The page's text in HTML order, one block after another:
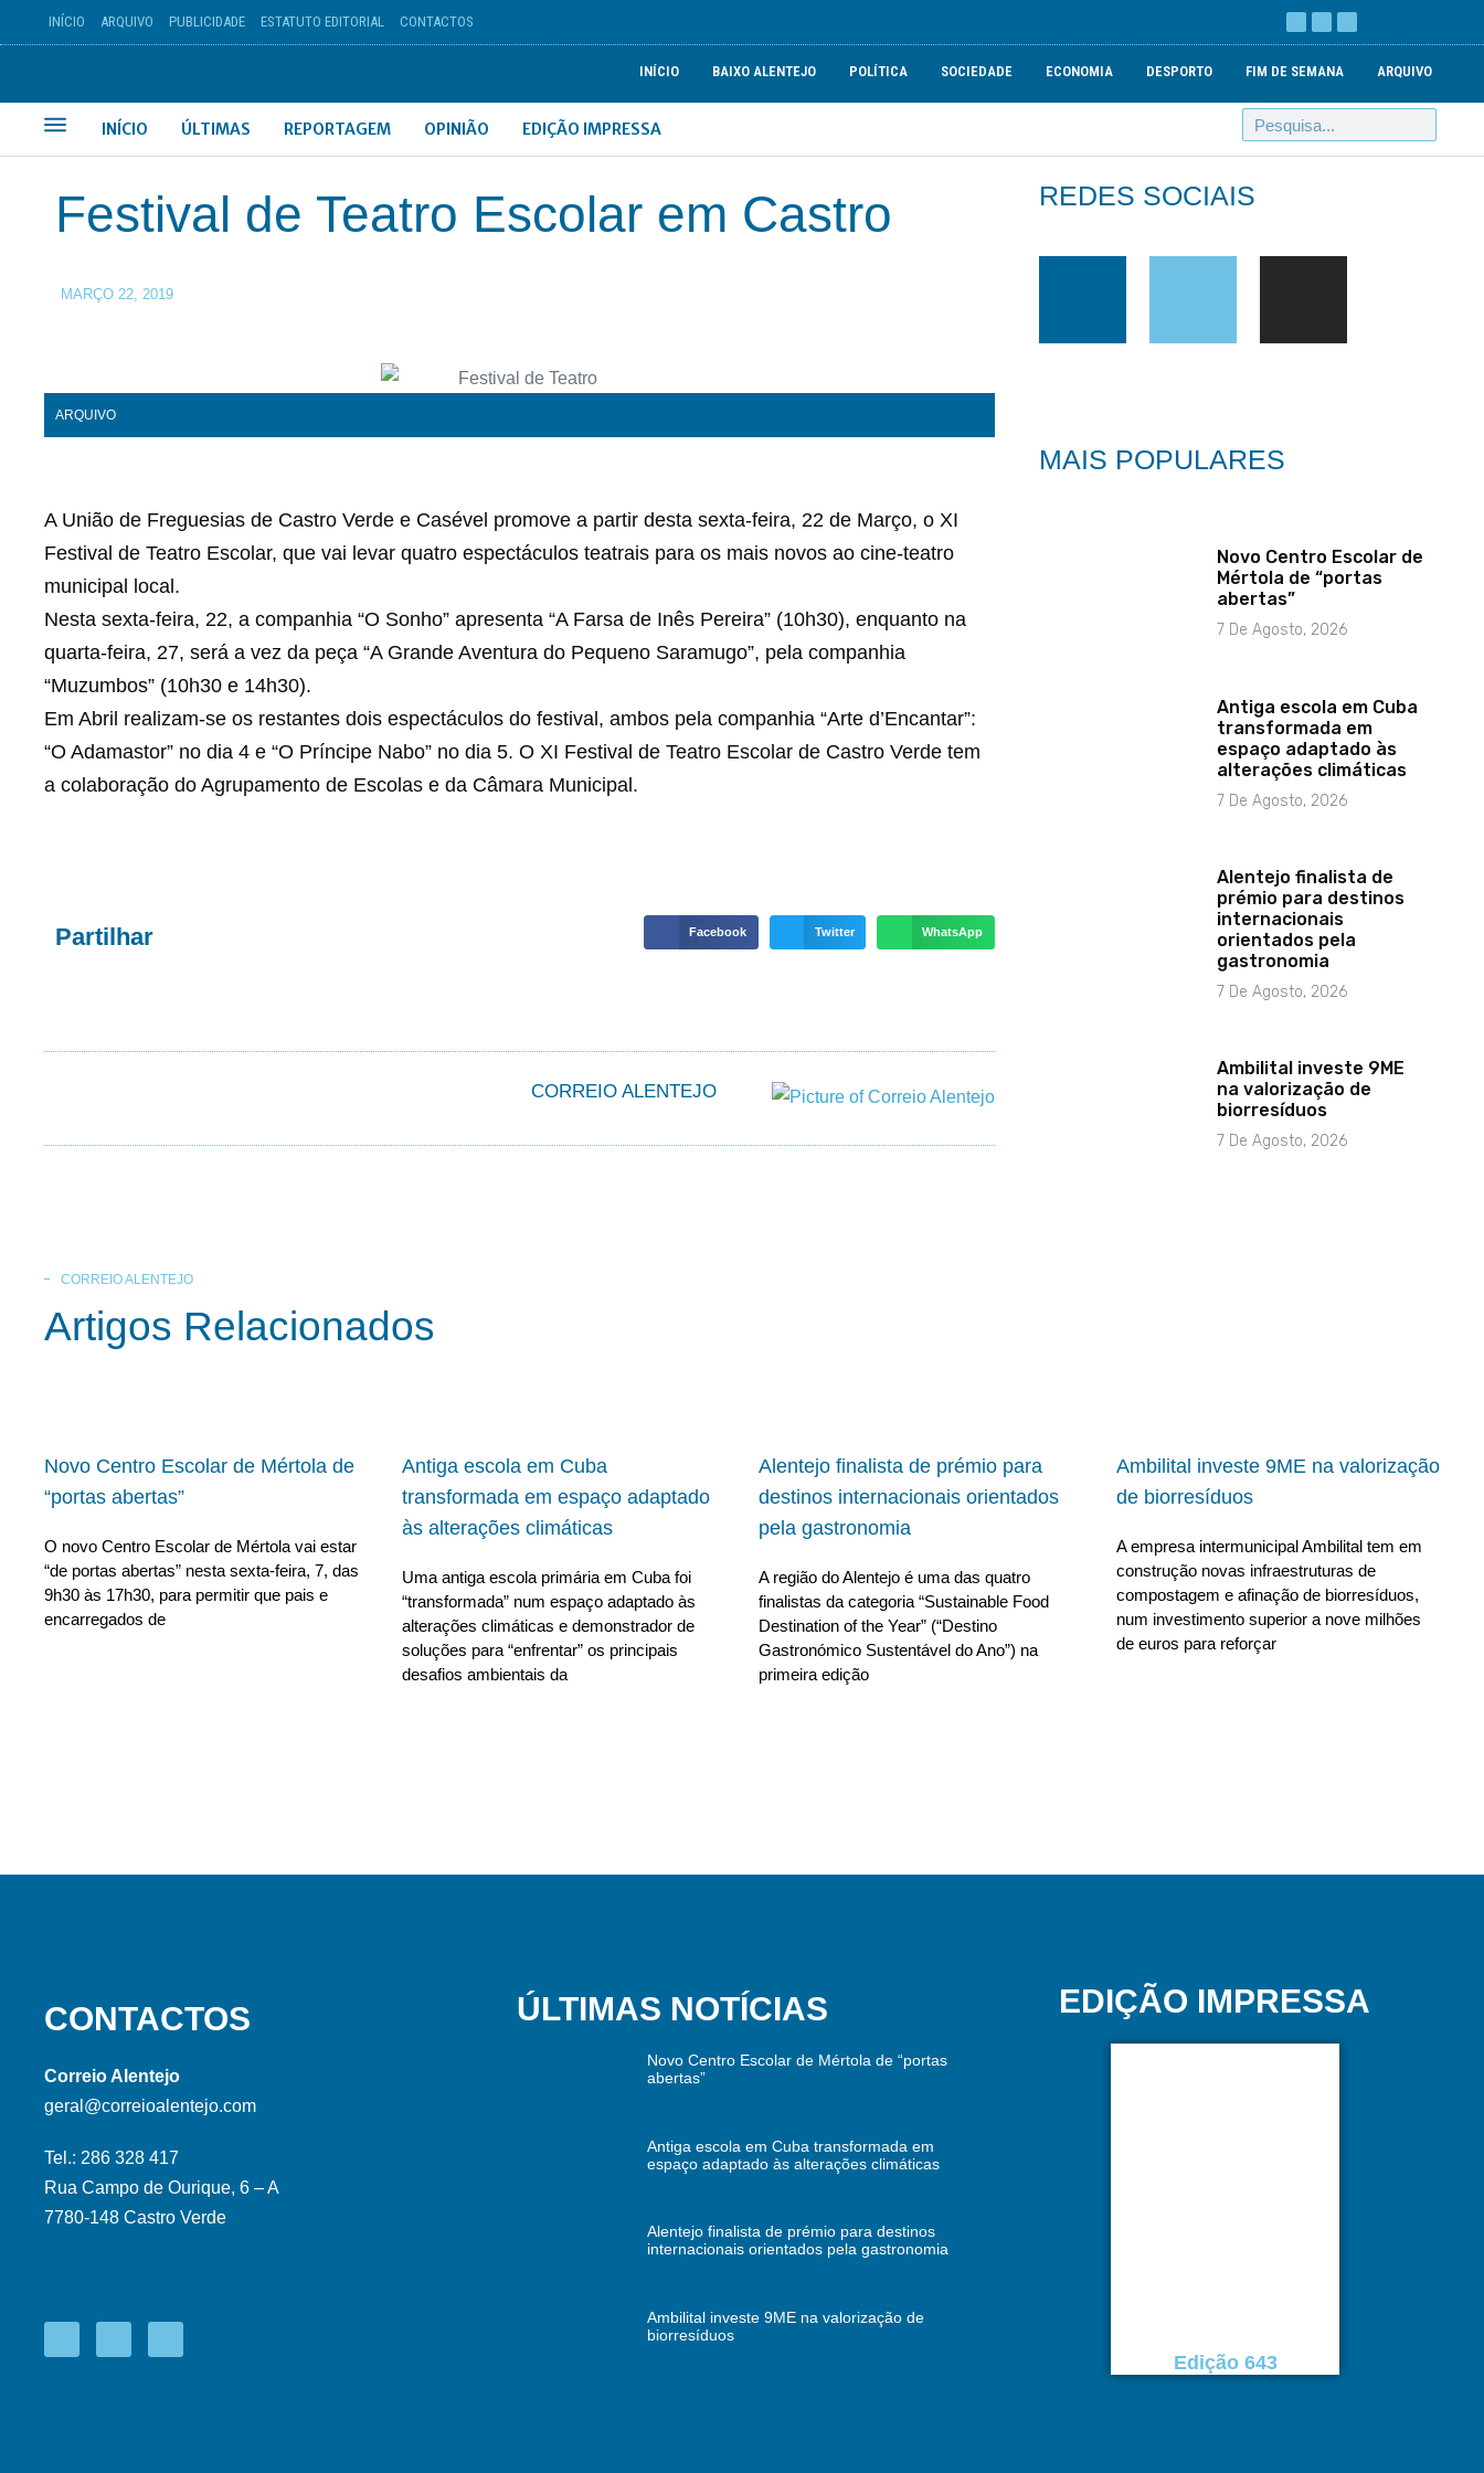
INÍCIO ARQUIVO PUBLICIDADE ESTATUTO EDITORIAL CONTACTOS
INÍCIO BAIXO ALENTEJO POLÍTICA SOCIEDADE ECONOMIA DESPORTO FIM DE SEMANA ARQUIVO
INÍCIO ÚLTIMAS REPORTAGEM OPINIÃO EDIÇÃO IMPRESSA
Festival de Teatro Escolar em Castro
MARÇO 22, 2019
ARQUIVO
A União de Freguesias de Castro Verde e Casével promove a partir desta sexta-feira, 22 de Março, o XI
Festival de Teatro Escolar, que vai levar quatro espectáculos teatrais para os mais novos ao cine-teatro
municipal local.
Nesta sexta-feira, 22, a companhia “O Sonho” apresenta “A Farsa de Inês Pereira” (10h30), enquanto na
quarta-feira, 27, será a vez da peça “A Grande Aventura do Pequeno Saramugo”, pela companhia
“Muzumbos” (10h30 e 14h30).
Em Abril realizam-se os restantes dois espectáculos do festival, ambos pela companhia “Arte d’Encantar”:
“O Adamastor” no dia 4 e “O Príncipe Nabo” no dia 5. O XI Festival de Teatro Escolar de Castro Verde tem
a colaboração do Agrupamento de Escolas e da Câmara Municipal.
Partilhar Facebook Twitter WhatsApp
CORREIO ALENTEJO
REDES SOCIAIS
MAIS POPULARES
Novo Centro Escolar de
Mértola de “portas
abertas”
7 De Agosto, 2026
Antiga escola em Cuba
transformada em
espaço adaptado às
alterações climáticas
7 De Agosto, 2026
Alentejo finalista de
prémio para destinos
internacionais
orientados pela
gastronomia
7 De Agosto, 2026
Ambilital investe 9ME
na valorização de
biorresíduos
7 De Agosto, 2026
CORREIO ALENTEJO
Artigos Relacionados
Novo Centro Escolar de Mértola de
“portas abertas”
O novo Centro Escolar de Mértola vai estar
“de portas abertas” nesta sexta-feira, 7, das
9h30 às 17h30, para permitir que pais e
encarregados de
Antiga escola em Cuba
transformada em espaço adaptado
às alterações climáticas
Uma antiga escola primária em Cuba foi
“transformada” num espaço adaptado às
alterações climáticas e demonstrador de
soluções para “enfrentar” os principais
desafios ambientais da
Alentejo finalista de prémio para
destinos internacionais orientados
pela gastronomia
A região do Alentejo é uma das quatro
finalistas da categoria “Sustainable Food
Destination of the Year” (“Destino
Gastronómico Sustentável do Ano”) na
primeira edição
Ambilital investe 9ME na valorização
de biorresíduos
A empresa intermunicipal Ambilital tem em
construção novas infraestruturas de
compostagem e afinação de biorresíduos,
num investimento superior a nove milhões
de euros para reforçar
CONTACTOS
Correio Alentejo
geral@correioalentejo.com
Tel.: 286 328 417
Rua Campo de Ourique, 6 – A
7780-148 Castro Verde
ÚLTIMAS NOTÍCIAS
Novo Centro Escolar de Mértola de “portas
abertas”
Antiga escola em Cuba transformada em
espaço adaptado às alterações climáticas
Alentejo finalista de prémio para destinos
internacionais orientados pela gastronomia
Ambilital investe 9ME na valorização de
biorresíduos
EDIÇÃO IMPRESSA
Edição 643